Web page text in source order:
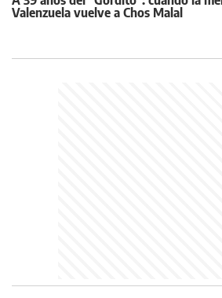
Valenzuela vuelve a Chos Malal